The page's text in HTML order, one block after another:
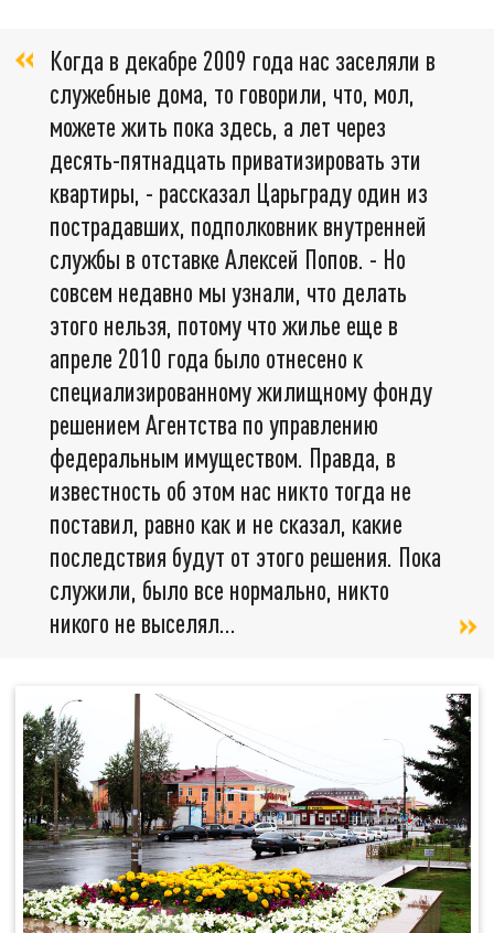
Когда в декабре 2009 года нас заселяли в
служебные дома, то говорили, что, мол,
можете жить пока здесь, а лет через
десять-пятнадцать приватизировать эти
квартиры, - рассказал Царьграду один из
пострадавших, подполковник внутренней
службы в отставке Алексей Попов. - Но
совсем недавно мы узнали, что делать
этого нельзя, потому что жилье еще в
апреле 2010 года было отнесено к
специализированному жилищному фонду
решением Агентства по управлению
федеральным имуществом. Правда, в
известность об этом нас никто тогда не
поставил, равно как и не сказал, какие
последствия будут от этого решения. Пока
служили, было все нормально, никто
никого не выселял...